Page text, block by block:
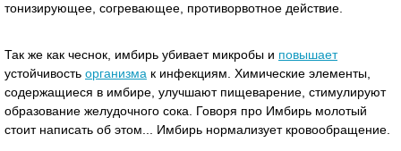
тонизирующее, согревающее, противорвотное действие.
Так же как чеснок, имбирь убивает микробы и повышает
устойчивость организма к инфекциям. Химические элементы,
содержащиеся в имбире, улучшают пищеварение, стимулируют
образование желудочного сока. Говоря про Имбирь молотый
стоит написать об этом... Имбирь нормализует кровообращение.